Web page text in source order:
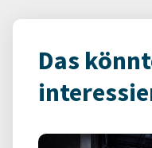
Das